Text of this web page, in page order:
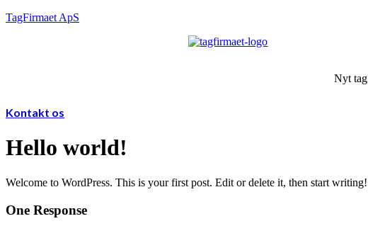
TagFirmaet ApS
Nyt tag
Kontakt os
Hello world!
Welcome to WordPress. This is your first post. Edit or delete it, then start writing!
One Response